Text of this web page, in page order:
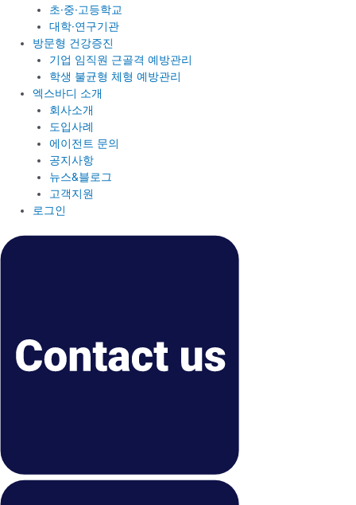
초·중·고등학교
대학·연구기관
방문형 건강증진
기업 임직원 근골격 예방관리
학생 불균형 체형 예방관리
엑스바디 소개
회사소개
도입사례
에이전트 문의
공지사항
뉴스&블로그
고객지원
로그인